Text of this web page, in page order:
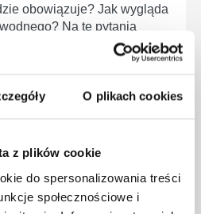
O plikach cookies
z plików cookie
do spersonalizowania treści
społecznościowe i
obowiązuje? Jak wygląda
Na te pytania
SIĘ Z
rozwojem dzisiejszego